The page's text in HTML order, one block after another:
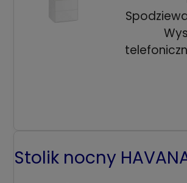
Stolik nocny